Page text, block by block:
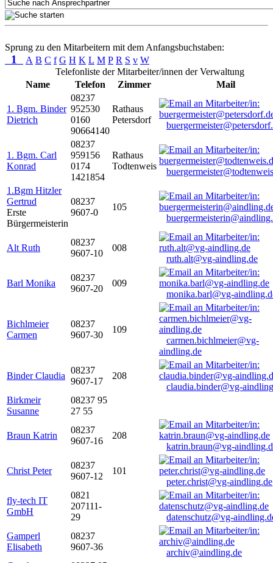
Sprung zu den Mitarbeitern mit dem Anfangsbuchstaben:
1 A B C f G H K L M P R S v W
Telefonliste der Mitarbeiter/innen der Verwaltung
Name
Telefon Zimmer Mail
1. Bgm. Binder
Dietrich
08237
952530
0160
90664140
Rathaus
Petersdorf
1. Bgm. Carl
Konrad
08237
959156
0174
1421854
Rathaus
Todtenweis
1.Bgm Hitzler
Gertrud
Erste
Bürgermeisterin
08237
9607-0
105
Alt Ruth
08237
9607-10
008
ruth.alt@vg-aindling.de
Barl Monika
08237
9607-20
009
monika.barl@vg-
Bichlmeier
Carmen
08237
9607-30
109
carmen.bichlmeier@vg-
aindling.de
Binder Claudia
08237
9607-17
208
claudia.binder@vg-
Birkmeir
Susanne
08237 95
27 55
Braun Katrin
08237
9607-16
208
katrin.braun@vg-
Christ Peter
08237
9607-12
101
peter.christ@vg-aindling.de
fly-tech IT
GmbH
0821
207111-
29
datenschutz@vg-
Gamperl
Elisabeth
08237
9607-36
archiv@aindling.de